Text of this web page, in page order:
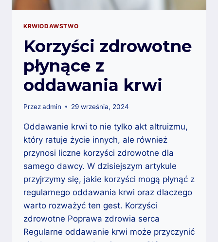
KRWIODAWSTWO
Korzyści zdrowotne
płynące z
oddawania krwi
Przezadmin 29 września, 2024
Oddawanie krwi to nie tylko akt altruizmu,
który ratuje życie innych, ale również
przynosi liczne korzyści zdrowotne dla
samego dawcy. W dzisiejszym artykule
przyjrzymy się, jakie korzyści mogą płynąć z
regularnego oddawania krwi oraz dlaczego
warto rozważyć ten gest. Korzyści
zdrowotne Poprawa zdrowia serca
Regularne oddawanie krwi może przyczynić